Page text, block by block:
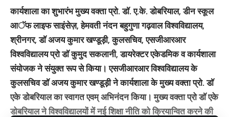
कार्यशाला का शुभारंभ मुख्य वक्ता प्रो. डाॅ. ए.के. डोबरियाल, डीन स्कूल
आॅफ लाइफ साइंसेज़, हेमवती नंदन बहुगुणा गढ़वाल विश्वविद्यालय,
श्रीनगर, डाॅ अजय कुमार खण्डूड़ी, कुलसचिव, एसजीआरआर
विश्वविद्यालय प्रो डाॅ कुमुद सकलानी, डायरेक्टर एकेडमिक व कार्यशाला
संयोजक ने संयुक्त रूप से किया। एसजीआरआर विश्वविद्यालय के
कुलसचिव डाॅ अजय कुमार खण्डूड़ी ने कार्यशाला के मुख्य वक्ता प्रो. डाॅ
एके डोबरियाल का स्वागत एवम् अभिनंदन किया। मुख्य वक्ता प्रो डाॅ एके
डोबरियाल ने विश्वविद्यालयों में नई शिक्षा नीति को क्रियान्वित करने की